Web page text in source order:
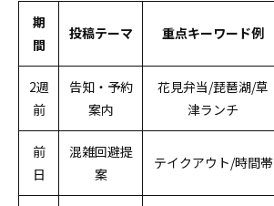
期
間
投稿テーマ 重点キーワード例
2週
前
告知・予約
案内
花見弁当/琵琶湖/草
津ランチ
前
日
混雑回避提
案
テイクアウト/時間帯